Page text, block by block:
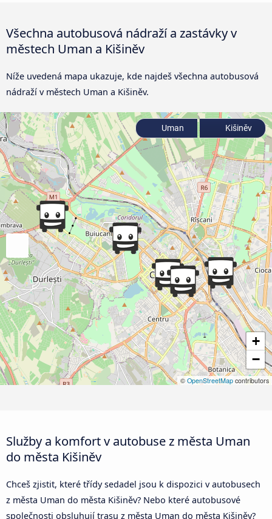
Všechna autobusová nádraží a zastávky v
městech Uman a Kišiněv
Níže uvedená mapa ukazuje, kde najdeš všechna autobusová
nádraží v městech Uman a Kišiněv.
+
−
© OpenStreetMap contributors
Uman Kišiněv
Služby a komfort v autobuse z města Uman
do města Kišiněv
Chceš zjistit, které třídy sedadel jsou k dispozici v autobusech
z města Uman do města Kišiněv? Nebo které autobusové
společnosti obsluhují trasu z města Uman do města Kišiněv?